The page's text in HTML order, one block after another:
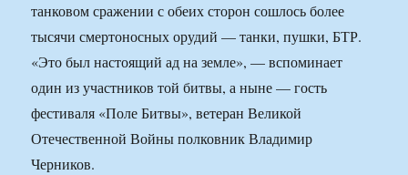
танковом сражении с обеих сторон сошлось более
тысячи смертоносных орудий — танки, пушки, БТР.
«Это был настоящий ад на земле», — вспоминает
один из участников той битвы, а ныне — гость
фестиваля «Поле Битвы», ветеран Великой
Отечественной Войны полковник Владимир
Черников.